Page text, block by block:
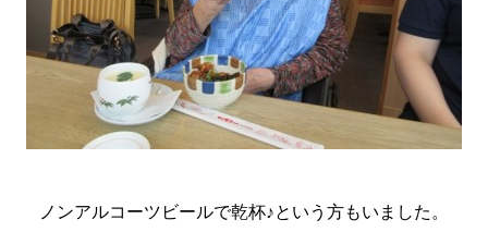
ノンアルコーツビールで乾杯♪という方もいました。